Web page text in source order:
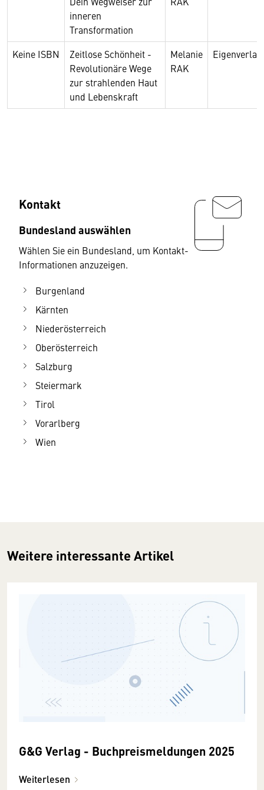
inneren
Transformation
Keine ISBN
Zeitlose Schönheit -
Revolutionäre Wege
zur strahlenden Haut
und Lebenskraft
Melanie
RAK
Eigenverlag
Kontakt
Bundesland auswählen
Wählen Sie ein Bundesland, um Kontakt-
Informationen anzuzeigen.
Burgenland
Kärnten
Niederösterreich
Oberösterreich
Salzburg
Steiermark
Tirol
Vorarlberg
Wien
Weitere interessante Artikel
G&G Verlag - Buchpreismeldungen 2025
Weiterlesen